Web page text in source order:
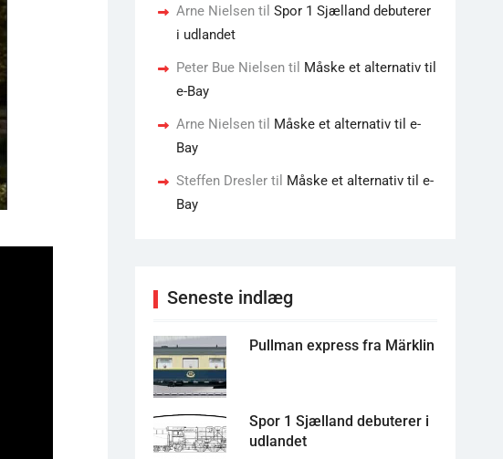
Arne Nielsen til Spor 1 Sjælland debuterer
i udlandet
Peter Bue Nielsen til Måske et alternativ til
e-Bay
Arne Nielsen til Måske et alternativ til e-
Bay
Steffen Dresler til Måske et alternativ til e-
Bay
Seneste indlæg
Pullman express fra Märklin
Spor 1 Sjælland debuterer i
udlandet